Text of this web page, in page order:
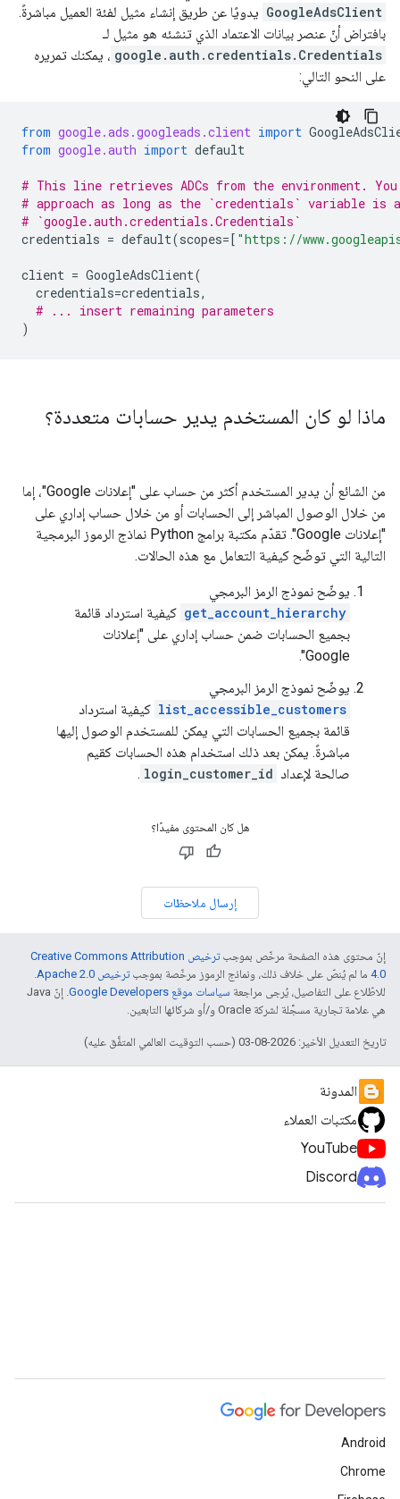
GoogleAdsClient يدويًا عن طريق إنشاء مثيل لفئة العميل مباشرةً.
بافتراض أنّ عنصر بيانات الاعتماد الذي تنشئه هو مثيل لـ
google.auth.credentials.Credentials ، يمكنك تمريره
على النحو التالي:
from google.ads.googleads.client import
from google.auth import default
# This line retrieves ADCs from the environment.
# approach as long as the `credentials` variable is
# `google.auth.credentials.Credentials`
credentials = default(scopes=[ "https://
client = GoogleAdsClient(
credentials=credentials,
# ... insert remaining parameters
)
ماذا لو كان المستخدم يدير حسابات متعددة؟
من الشائع أن يدير المستخدم أكثر من حساب على "إعلانات Google"، إما
من خلال الوصول المباشر إلى الحسابات أو من خلال حساب إداري على
"إعلانات Google". تقدّم مكتبة برامج Python نماذج الرموز البرمجية
التالية التي توضّح كيفية التعامل مع هذه الحالات.
يوضّح نموذج الرمز البرمجي
get_account_hierarchy كيفية استرداد قائمة
بجميع الحسابات ضمن حساب إداري على "إعلانات
Google".
يوضّح نموذج الرمز البرمجي
list_accessible_customers كيفية استرداد
قائمة بجميع الحسابات التي يمكن للمستخدم الوصول إليها
مباشرةً. يمكن بعد ذلك استخدام هذه الحسابات كقيم
صالحة لإعداد login_customer_id
.
هل كان المحتوى مفيدًا؟
إرسال ملاحظات
إنّ محتوى هذه الصفحة مرخّص بموجب
ترخيص Creative Commons Attribution
4.0‏ ما لم يُنصّ على خلاف ذلك، ونماذج الرموز مرخّصة بموجبترخيص Apache 2.0‏
.
للاطّلاع على التفاصيل، يُرجى مراجعة سياسات موقع Google Developers‏
. إنّ Java
هي علامة تجارية مسجَّلة لشركة Oracle و/أو شركائها التابعين.
تاريخ التعديل الأخير: 2026-08-03 (حسب التوقيت العالمي المتفَّق عليه)
المدونة
مكتبات العملاء
YouTube
Discord
Android
Chrome